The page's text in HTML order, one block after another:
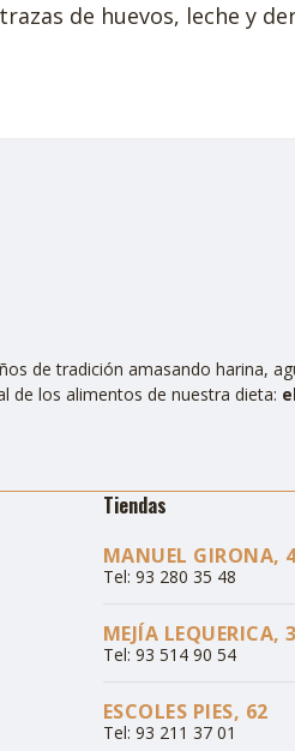
de huevos, leche y
de tradición amasando harina,
de los alimentos de nuestra dieta:
Tiendas
MANUEL GIRONA,
Tel: 93 280 35 48
MEJÍA LEQUERICA,
Tel: 93 514 90 54
ESCOLES PIES, 62
Tel: 93 211 37 01